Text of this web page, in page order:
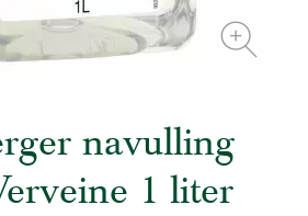
navulling
1 liter